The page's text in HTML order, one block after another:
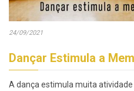
24/09/2021
Dançar Estimula a
A dança estimula muita atividade